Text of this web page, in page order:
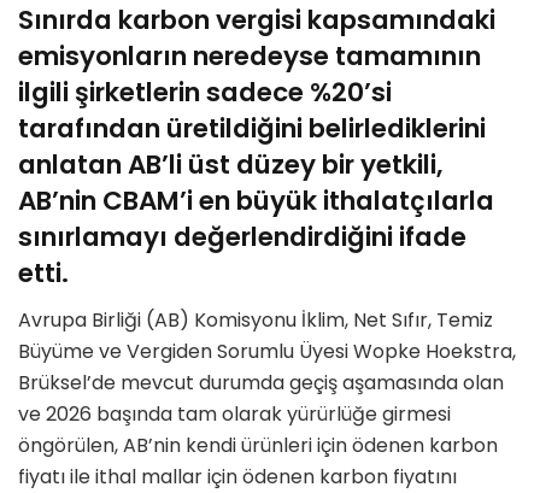
Sınırda karbon vergisi kapsamındaki
emisyonların neredeyse tamamının
ilgili şirketlerin sadece %20’si
tarafından üretildiğini belirlediklerini
anlatan AB’li üst düzey bir yetkili,
AB’nin CBAM’i en büyük ithalatçılarla
sınırlamayı değerlendirdiğini ifade
etti.
Avrupa Birliği (AB) Komisyonu İklim, Net Sıfır, Temiz
Büyüme ve Vergiden Sorumlu Üyesi Wopke Hoekstra,
Brüksel’de mevcut durumda geçiş aşamasında olan
ve 2026 başında tam olarak yürürlüğe girmesi
öngörülen, AB’nin kendi ürünleri için ödenen karbon
fiyatı ile ithal mallar için ödenen karbon fiyatını